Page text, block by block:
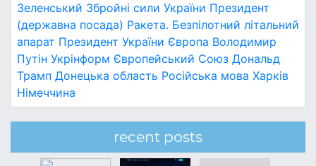
Зеленський Збройні сили України Президент
(державна посада) Ракета. Безпілотний літальний
апарат Президент України Європа Володимир
Путін Укрінформ Європейський Союз Дональд
Трамп Донецька область Російська мова Харків
Німеччина
recent posts